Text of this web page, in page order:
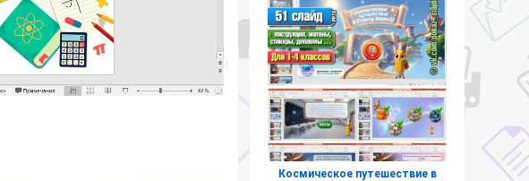
Космическое путешествие в